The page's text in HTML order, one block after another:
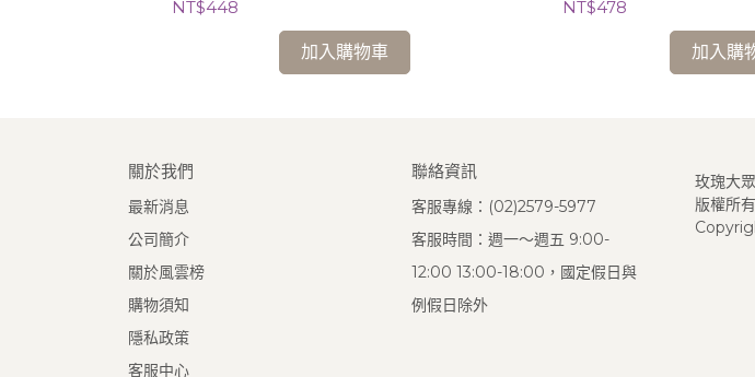
NT$448
加入購物車
NT$478
加入購
關於我們
最新消息
公司簡介
關於風雲榜
購物須知
隱私政策
客服中心
聯絡資訊
客服專線：(02)2579-5977
客服時間：週一～週五 9:00-
12:00 13:00-18:00，國定假日與
例假日除外
玫瑰大
版權所